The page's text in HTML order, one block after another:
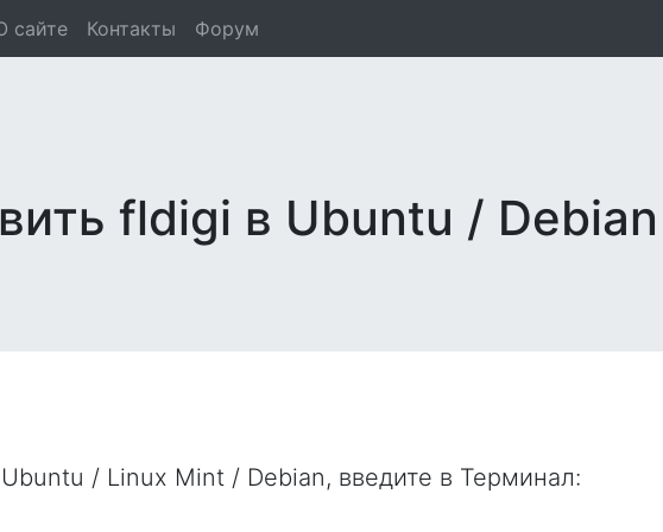
сайте Контакты Форум
fldigi в Ubuntu / Debian
/ Linux Mint / Debian, введите в Терминал: